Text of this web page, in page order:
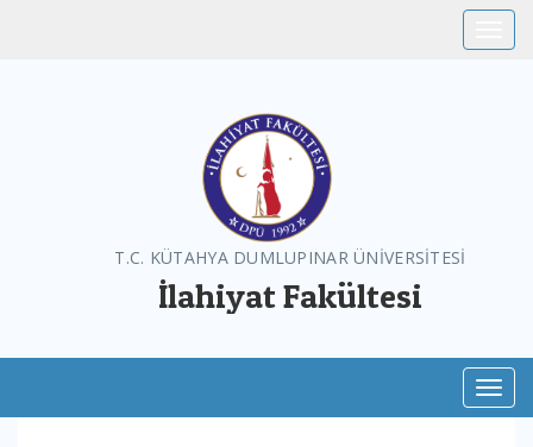
T.C. KÜTAHYA DUMLUPINAR ÜNİVERSİTESİ
İlahiyat Fakültesi